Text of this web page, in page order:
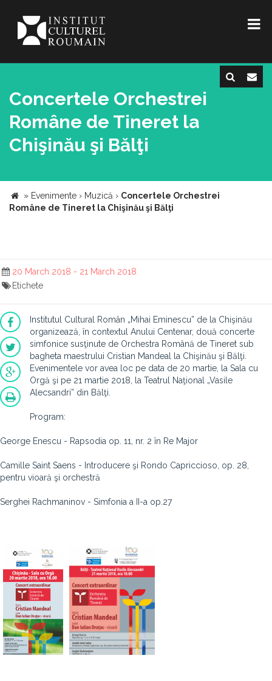
Concertele Orchestrei
Române de Tineret la
Chişinău şi Bălţi
» Evenimente › Muzică › Concertele Orchestrei
Române de Tineret la Chişinău şi Bălţi
20 March 2018 - 21 March 2018
Etichete
Institutul Cultural Român „Mihai Eminescu” de la Chişinău
organizează, în contextul Anului Centenar, două concerte
simfonice susţinute de Orchestra Română de Tineret sub
bagheta maestrului Cristian Mandeal la Chişinău şi Bălţi.
Evenimentele vor avea loc pe data de 20 martie, la Sala cu
Orgă şi pe 21 martie 2018, la Teatrul Naţional „Vasile
Alecsandri” din Bălţi.
Program:
George Enescu - Rapsodia op. 11, nr. 2 în Re Major
Camille Saint Saens - Introducere şi Rondo Capriccioso, op. 28,
pentru vioară şi orchestră
Serghei Rachmaninov - Simfonia a II-a op.27